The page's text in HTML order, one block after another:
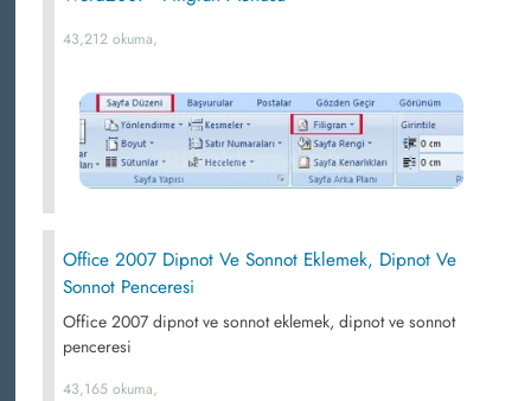
43,212 okuma,
Office 2007 Dipnot Ve Sonnot Eklemek, Dipnot Ve
Sonnot Penceresi
Office 2007 dipnot ve sonnot eklemek, dipnot ve sonnot
penceresi
43,165 okuma,